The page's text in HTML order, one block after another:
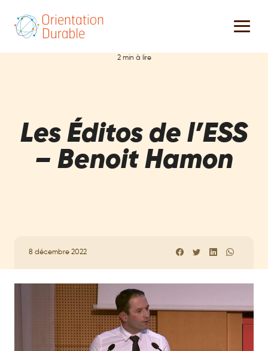
2 min à lire
Les Éditos de l’ESS
– Benoit Hamon
8 décembre 2022